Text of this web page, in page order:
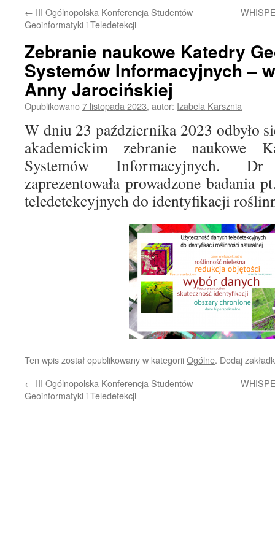
← III Ogólnopolska Konferencja Studentów
Geoinformatyki i Teledetekcji
Zebranie naukowe Katedry
Systemów Informacyjnych –
Anny Jarocińskiej
Opublikowano7 listopada 2023, autor: Izabela Karsznia
W dniu 23 października 2023 odbyło
akademickim zebranie naukowe
Systemów Informacyjnych.
zaprezentowała prowadzone badania
teledetekcyjnych do identyfikacji
Ten wpis został opublikowany w kategoriiOgólne. Dodaj
← III Ogólnopolska Konferencja Studentów
Geoinformatyki i Teledetekcji